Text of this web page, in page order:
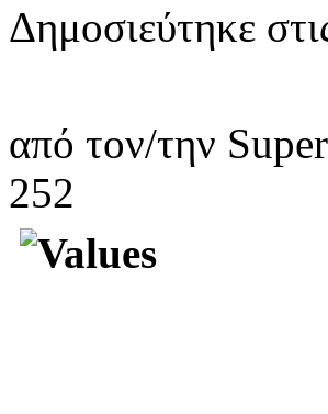
Δημοσιεύτηκε
από τον/την
252